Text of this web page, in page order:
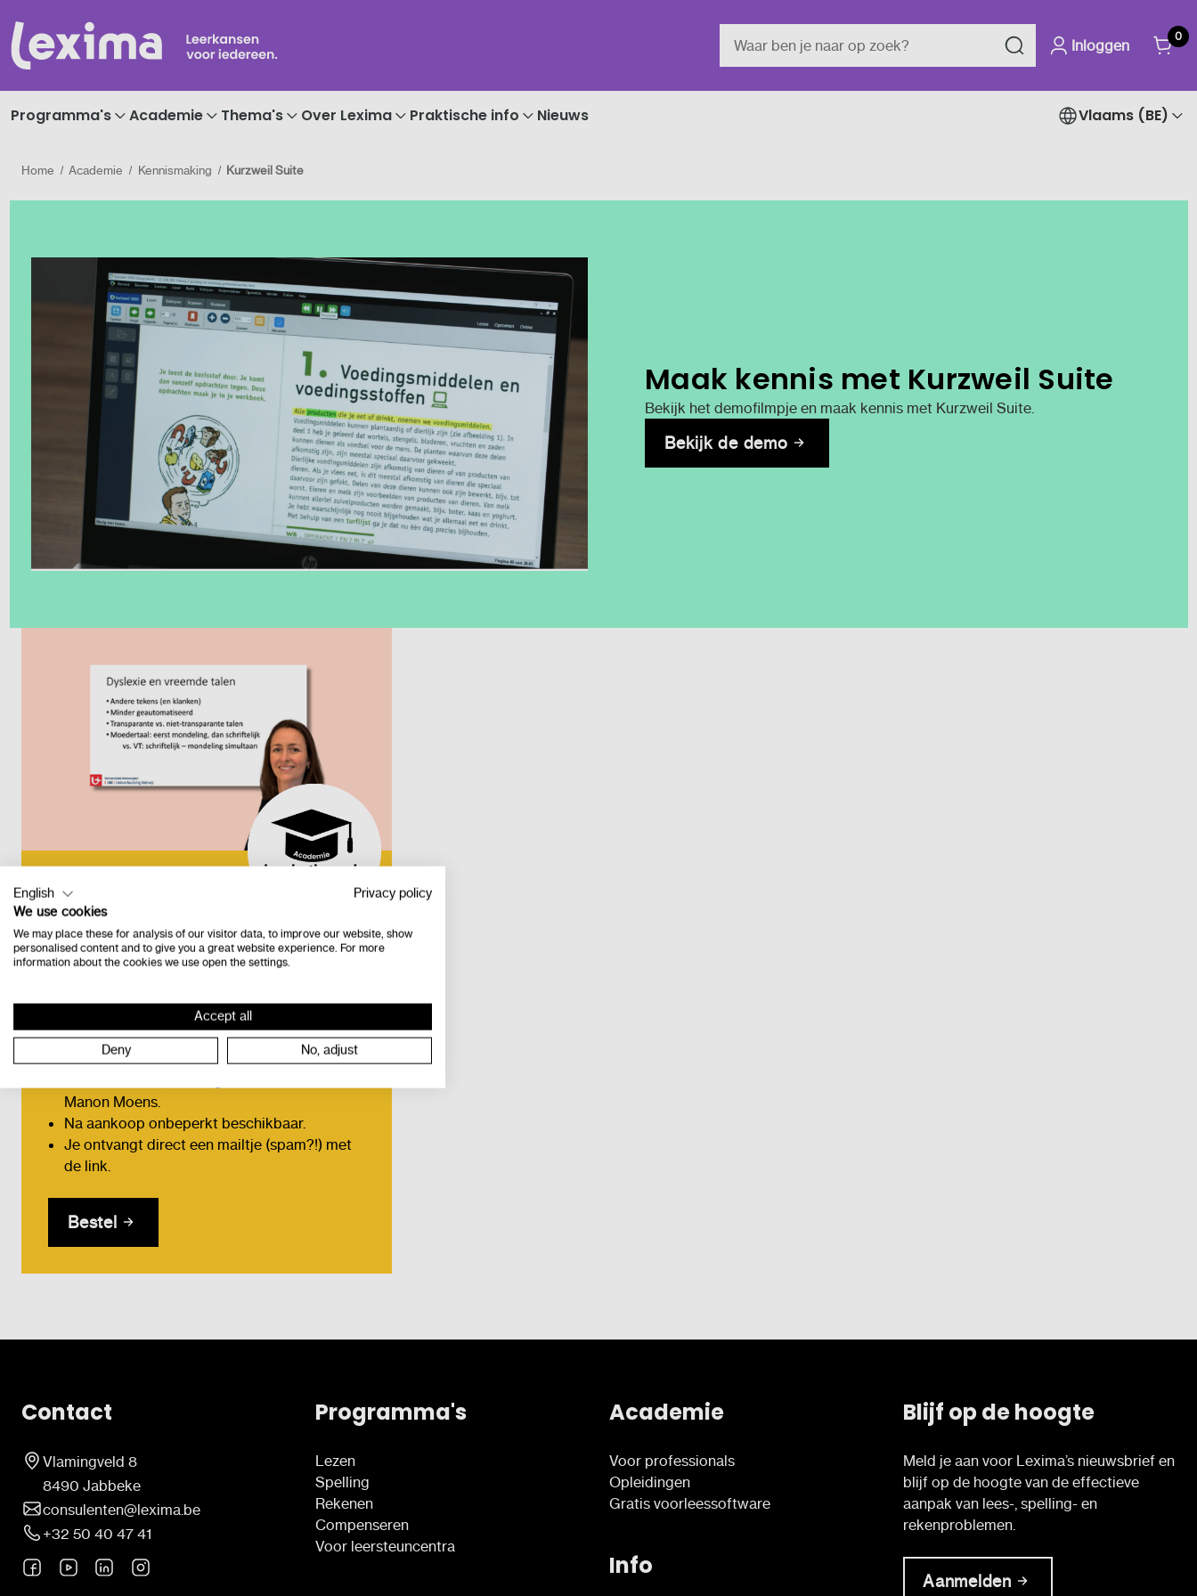
Inloggen
0
Programma's Academie Thema's Over Lexima Praktische info Nieuws Vlaams (BE)
Home Academie Kennismaking Kurzweil Suite
Maak kennis met Kurzweil Suite
Bekijk het demofilmpje en maak kennis met Kurzweil Suite.
Bekijk de demo
Inspiratiesessie
Maaike Loncke
Ontdek met dr. Maaike Loncke met welke extra
uitdagingen leerlingen met dyslexie bij het leren
boeiend voor leerkrachten, zorgcoördinatoren,
beleidsondersteuners en therapeuten die met
scholen samenwerken.
Manon Moens.
Na aankoop onbeperkt beschikbaar.
Je ontvangt direct een mailtje (spam?!) met
de link.
Bestel
Contact
Vlamingveld 8
8490 Jabbeke
consulenten@lexima.be
+32 50 40 47 41
Programma's
Lezen
Spelling
Rekenen
Compenseren
Voor leersteuncentra
Academie
Voor professionals
Opleidingen
Gratis voorleessoftware
Info
Blijf op de hoogte
Meld je aan voor Lexima’s nieuwsbrief en
blijf op de hoogte van de effectieve
aanpak van lees-, spelling- en
rekenproblemen.
Aanmelden
English
Privacy policy
We use cookies
We may place these for analysis of our visitor data, to improve our website, show
personalised content and to give you a great website experience. For more
information about the cookies we use open the settings.
Accept all
Deny No, adjust